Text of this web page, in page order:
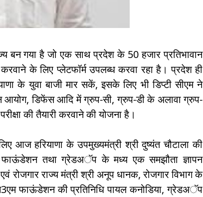
बन गया है जो एक साथ प्रदेश के 50 हजार प्रतिभावान
के लिए प्लेटफॉर्म उपलब्ध करवा रहा है। प्रदेश ही
के युवा बाजी मार सकें, इसके लिए भी डिप्टी सीएम ने
आयोग, डिफेंस आदि में ग्रुप-सी, ग्रुप-डी के अलावा ग्रुप-
की तैयारी करवाने की योजना है।
हरियाणा के उपमुख्यमंत्री श्री दुष्यंत चौटाला की
फाऊंडेशन तथा ग्रेडअॅप के मध्य एक समझौता ज्ञापन
राज्य मंत्री श्री अनूप धानक, रोजगार विभाग के
फाऊंडेशन की प्रतिनिधि पायल कनोडिया, ग्रेडअॅप